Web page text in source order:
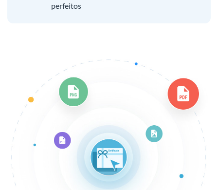
perfeitos